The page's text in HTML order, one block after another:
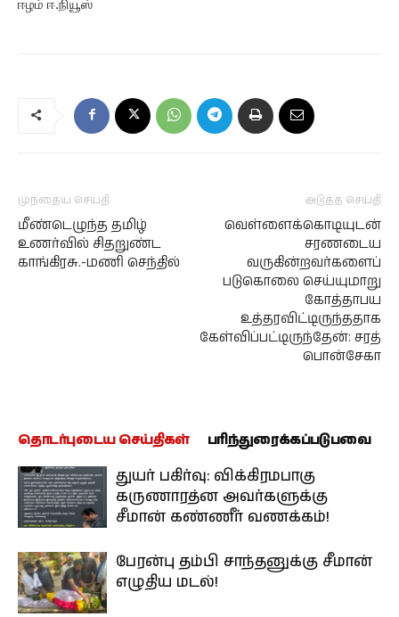
ஈழம் ஈ.நியூஸ்
முந்தைய செய்தி
மீண்டெழுந்த தமிழ்
உணர்வில் சிதறுண்ட
காங்கிரசு.-மணி செந்தில்
அடுத்த செய்தி
வெள்ளைக்கொடியுடன்
சரணடைய
வருகின்றவர்களைப்
படுகொலை செய்யுமாறு
கோத்தாபய
உத்தரவிட்டிருந்ததாக
கேள்விப்பட்டிருந்தேன்: சரத்
பொன்சேகா
தொடர்புடைய செய்திகள் பரிந்துரைக்கப்படுபவை
துயர் பகிர்வு: விக்கிரமபாகு
கருணாரத்ன அவர்களுக்கு
சீமான் கண்ணீர் வணக்கம்!
பேரன்பு தம்பி சாந்தனுக்கு சீமான்
எழுதிய மடல்!